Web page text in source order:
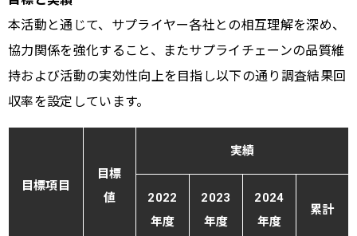
本活動と通じて、サプライヤー各社との相互理解を深め、
協力関係を強化すること、またサプライチェーンの品質維
持および活動の実効性向上を目指し以下の通り調査結果回
収率を設定しています。
目標項目
目標
値
実績
2022
年度
2023
年度
2024
年度
累計